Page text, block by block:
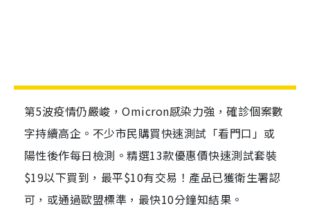
第5波疫情仍嚴峻，Omicron感染力強，確診個案數
字持續高企。不少市民購買快速測試「看門口」或
陽性後作每日檢測。精選13款優惠價快速測試套裝
$19以下買到，最平$10有交易！產品已獲衛生署認
可，或通過歐盟標準，最快10分鐘知結果。